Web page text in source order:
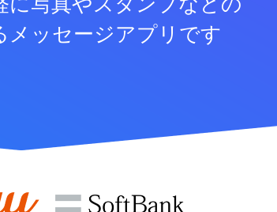
メッセージアプリです